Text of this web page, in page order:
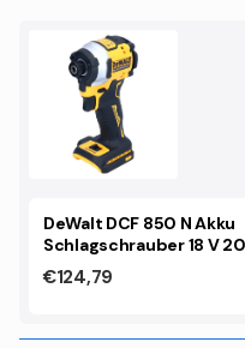
DeWalt DCF 850 N Akku
Schlagschrauber 18 V
Brushless Solo - ohne
Ladegerät
€124,79